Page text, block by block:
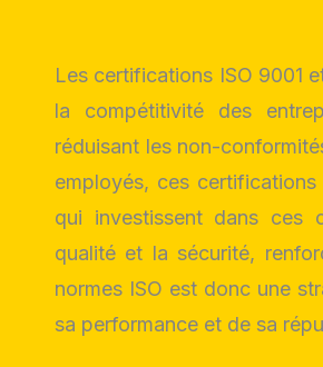
Les certifications ISO 9001
la compétitivité des
réduisant les non-
employés, ces
qui investissent dans ces
qualité et la sécurité,
normes ISO est donc une
sa performance et de sa